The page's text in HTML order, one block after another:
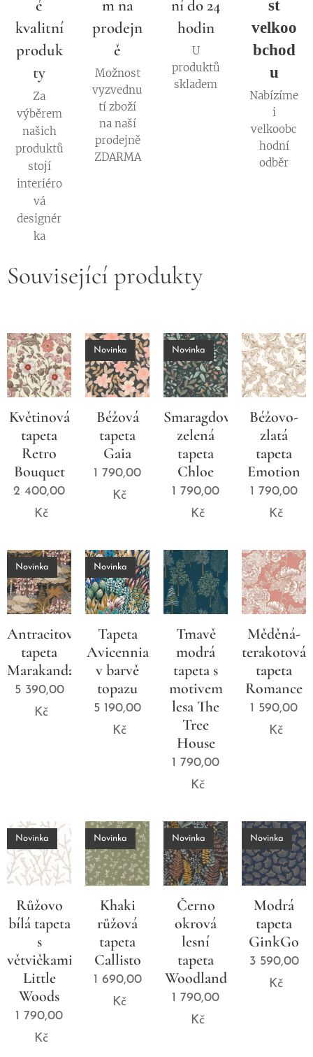
é
kvalitní
produk
ty
Za
výběrem
našich
produktů
stojí
interiéro
vá
designér
ka
m na
prodejn
ě
Možnost
vyzvednu
tí zboží
na naší
prodejně
ZDARMA
ní do 24
hodin
U
produktů
skladem
st
velkoo
bchod
u
Nabízíme
i
velkoobc
hodní
odběr
Související produkty
Květinová
tapeta
Retro
Bouquet
2 400,00
Kč
Béžová
tapeta
Gaia
Novinka
1 790,00
Kč
Smaragdově
zelená
tapeta
Chloe
Novinka
1 790,00
Kč
Béžovo-
zlatá
tapeta
Emotion
1 790,00
Kč
Antracitová
tapeta
Marakanda
Novinka
5 390,00
Kč
Tapeta
Avicennia
v barvě
topazu
Novinka
5 190,00
Kč
Tmavě
modrá
tapeta s
motivem
lesa The
Tree
House
1 790,00
Kč
Měděná-
terakotová
tapeta
Romance
1 590,00
Kč
Růžovo
bílá tapeta
s
větvičkami
Little
Woods
Novinka
1 790,00
Kč
Khaki
růžová
tapeta
Callisto
Novinka
1 690,00
Kč
Černo
okrová
lesní
tapeta
Woodland
Novinka
1 790,00
Kč
Modrá
tapeta
GinkGo
Novinka
3 590,00
Kč